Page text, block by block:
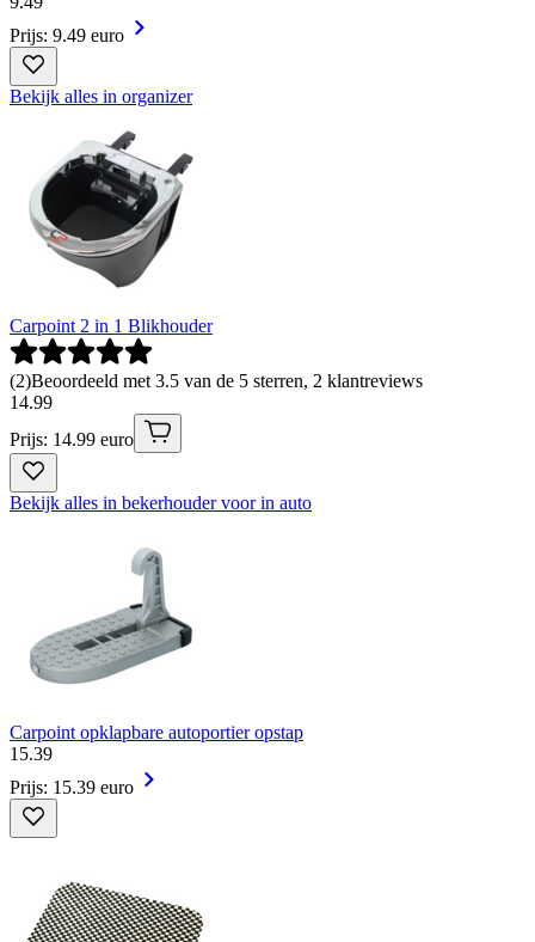
Prijs: 9.49 euro
Bekijk alles in organizer
Carpoint 2 in 1 Blikhouder
(2)Beoordeeld met 3.5 van de 5 sterren, 2 klantreviews
14.99
Prijs: 14.99 euro
Bekijk alles in bekerhouder voor in auto
Carpoint opklapbare autoportier opstap
15.39
Prijs: 15.39 euro